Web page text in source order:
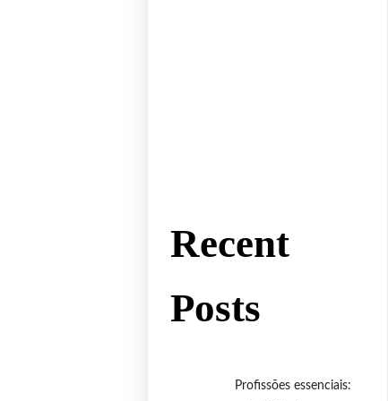
Recent
Posts
Profissões essenciais: